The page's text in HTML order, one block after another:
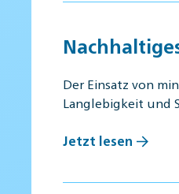
Der Einsatz von
Langlebigkeit und
Jetzt lesen